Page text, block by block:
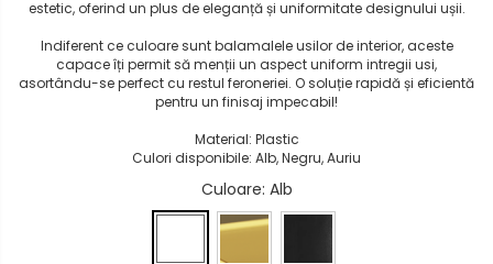
estetic, oferind un plus de eleganță și uniformitate designului ușii.
Indiferent ce culoare sunt balamalele usilor de interior, aceste
capace îți permit să menții un aspect uniform intregii usi,
asortându-se perfect cu restul feroneriei. O soluție rapidă și eficientă
pentru un finisaj impecabil!
Material: Plastic
Culori disponibile: Alb, Negru, Auriu
Culoare: Alb